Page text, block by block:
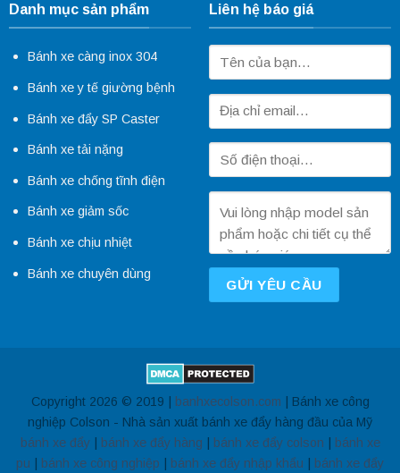
Danh mục sản phẩm
Bánh xe càng inox 304
Bánh xe y tế giường bệnh
Bánh xe đẩy SP Caster
Bánh xe tải nặng
Bánh xe chống tĩnh điện
Bánh xe giảm sốc
Bánh xe chịu nhiệt
Bánh xe chuyên dùng
Liên hệ báo giá
Copyright 2026 © 2019 | banhxecolson.com | Bánh xe công
nghiệp Colson - Nhà sản xuất bánh xe đẩy hàng đầu của Mỹ
bánh xe đẩy| bánh xe đẩy hàng bánh xe đẩy colson
bánh xe
pu
bánh xe công nghiệp bánh xe đẩy nhập khẩu bánh xe đẩy